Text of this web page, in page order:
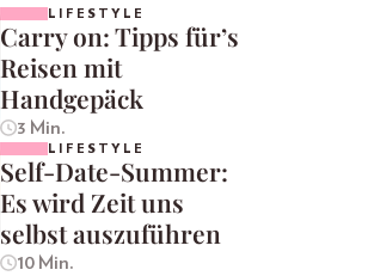
LIFESTYLE
Carry on: Tipps für’s
Reisen mit
Handgepäck
3 Min.
LIFESTYLE
Self-Date-Summer:
Es wird Zeit uns
selbst auszuführen
10 Min.